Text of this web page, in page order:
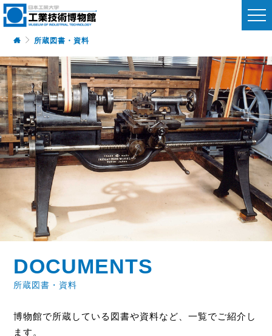
所蔵図書・資料
DOCUMENTS
所蔵図書・資料
博物館で所蔵している図書や資料など、一覧でご紹介し
ます。